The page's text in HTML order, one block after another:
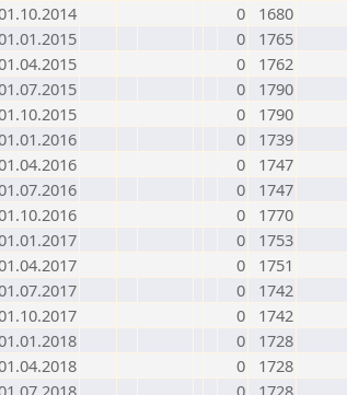
0
1680
0
1765
0
1762
0
1790
0
1790
0
1739
0
1747
0
1747
0
1770
0
1753
0
1751
0
1742
0
1742
0
1728
0
1728
0
1728